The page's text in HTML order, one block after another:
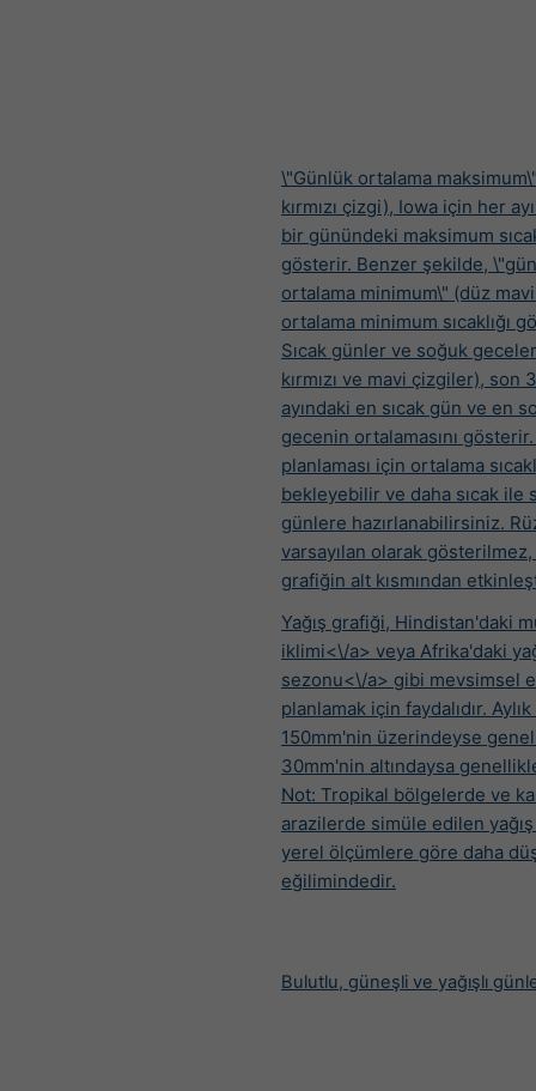
\"Günlük ortalama
kırmızı çizgi), Iowa için her
bir günündeki maksimum
gösterir. Benzer şekilde,
ortalama minimum\" (düz
ortalama minimum sıcaklığı
Sıcak günler ve soğuk
kırmızı ve mavi çizgiler), son
ayındaki en sıcak gün ve en
gecenin ortalamasını
planlaması için ortalama
bekleyebilir ve daha sıcak ile
günlere hazırlanabilirsiniz.
varsayılan olarak
grafiğin alt kısmından
Yağış grafiği, Hindistan'daki
iklimi<\/a> veya Afrika'daki
sezonu<\/a> gibi mevsimsel
planlamak için faydalıdır.
150mm'nin üzerindeyse
30mm'nin altındaysa
Not: Tropikal bölgelerde ve
arazilerde simüle edilen
yerel ölçümlere göre daha
eğilimindedir.
Bulutlu, güneşli ve yağışlı